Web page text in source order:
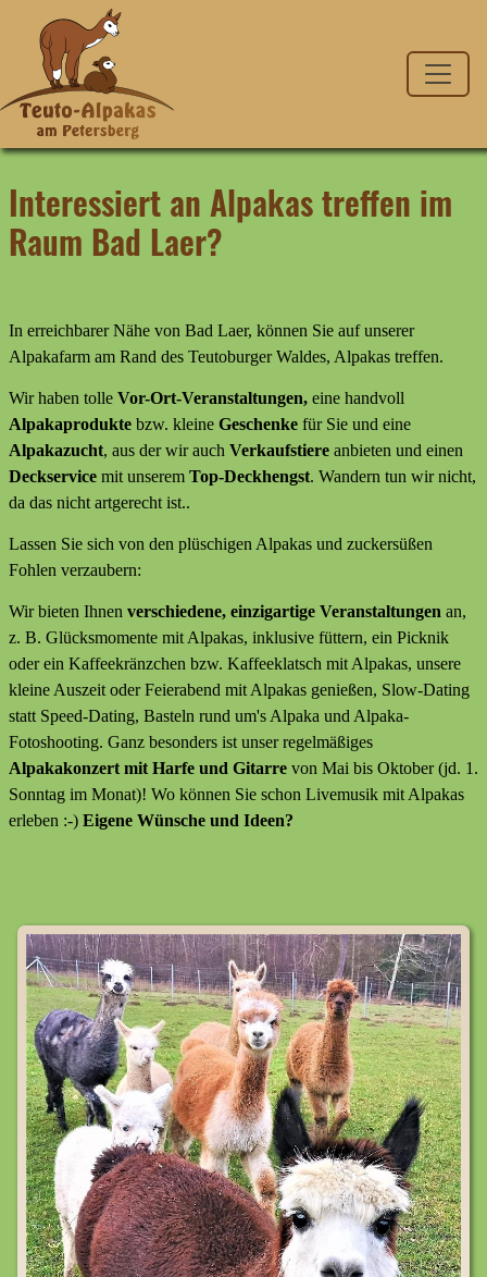
Interessiert an Alpakas treffen im
Raum Bad Laer?
In erreichbarer Nähe von Bad Laer, können Sie auf unserer
Alpakafarm am Rand des Teutoburger Waldes, Alpakas treffen.
Wir haben tolle Vor-Ort-Veranstaltungen, eine handvoll
Alpakaprodukte bzw. kleine Geschenke für Sie und eine
Alpakazucht, aus der wir auch Verkaufstiere anbieten und einen
Deckservice mit unserem Top-Deckhengst. Wandern tun wir nicht,
da das nicht artgerecht ist..
Lassen Sie sich von den plüschigen Alpakas und zuckersüßen
Fohlen verzaubern:
Wir bieten Ihnen verschiedene, einzigartige Veranstaltungen an,
z. B. Glücksmomente mit Alpakas, inklusive füttern, ein Picknik
oder ein Kaffeekränzchen bzw. Kaffeeklatsch mit Alpakas, unsere
kleine Auszeit oder Feierabend mit Alpakas genießen, Slow-Dating
statt Speed-Dating, Basteln rund um's Alpaka und Alpaka-
Fotoshooting. Ganz besonders ist unser regelmäßiges
Alpakakonzert mit Harfe und Gitarre von Mai bis Oktober (jd. 1.
Sonntag im Monat)! Wo können Sie schon Livemusik mit Alpakas
erleben :-) Eigene Wünsche und Ideen?